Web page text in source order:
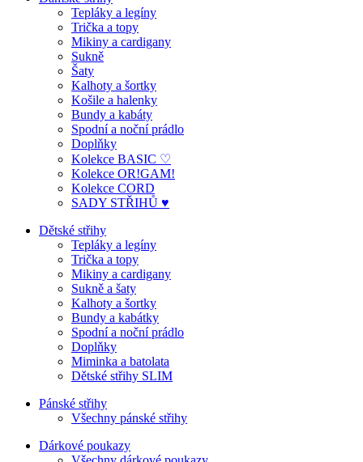
Tepláky a legíny
Trička a topy
Mikiny a cardigany
Sukně
Šaty
Kalhoty a šortky
Košile a halenky
Bundy a kabáty
Spodní a noční prádlo
Doplňky
Kolekce BASIC ♡
Kolekce OR!GAM!
Kolekce CORD
SADY STŘIHŮ ♥
Dětské střihy
Tepláky a legíny
Trička a topy
Mikiny a cardigany
Sukně a šaty
Kalhoty a šortky
Bundy a kabátky
Spodní a noční prádlo
Doplňky
Miminka a batolata
Dětské střihy SLIM
Pánské střihy
Všechny pánské střihy
Dárkové poukazy